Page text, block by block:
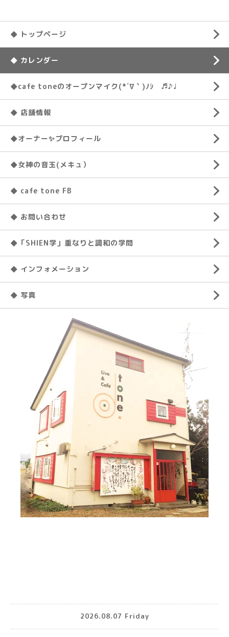
◆ トップページ
◆ カレンダー
◆cafe toneのオープンマイク(*´∇｀)ﾉｼ ♬♪♩
◆ 店舗情報
◆オーナー✨プロフィール
◆女神の音玉(メキュ）
◆ cafe tone FB
◆ お問い合わせ
◆「SHIEN学」重なりと調和の学問
◆ インフォメーション
◆ 写真
2026.08.07 Friday